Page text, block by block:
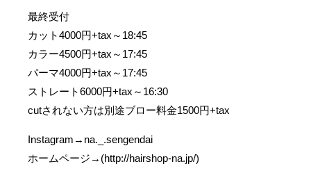
最終受付
カット4000円+tax～18:45
カラー4500円+tax～17:45
パーマ4000円+tax～17:45
ストレート6000円+tax～16:30
cutされない方は別途ブロー料金1500円+tax
Instagram→na._.sengendai
ホームページ→(http://hairshop-na.jp/)